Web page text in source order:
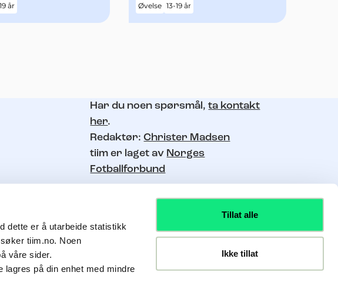
dette er å utarbeide statistikk
tiim.no. Noen
våre sider.
på din enhet med mindre
Tillat alle
Ikke tillat
år
til siden - med økt fart
Øvelse 13-19 år
Har du noen spørsmål,ta kontakt
her.
Redaktør:Christer Madsen
tiim er laget av Norges
Fotballforbund